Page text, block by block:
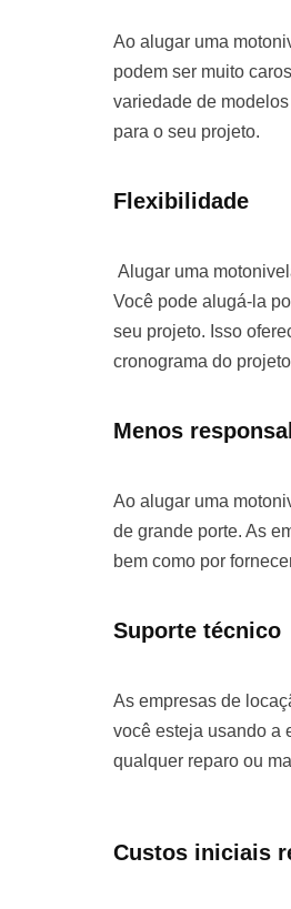
Ao alugar uma
podem ser muito
variedade de
para o seu projeto.
Flexibilidade
Alugar uma
Você pode alugá-la
seu projeto. Isso
cronograma do
Menos
Ao alugar uma
de grande porte. As
bem como por
Suporte técnico
As empresas de
você esteja usando a
qualquer reparo ou
Custos iniciais